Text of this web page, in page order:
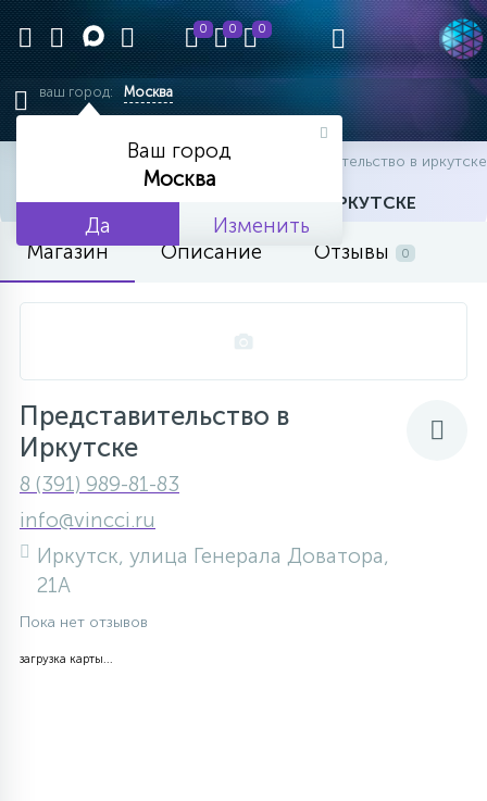
0 0 0
ваш город: Москва
Ваш город
Москва
Да
Изменить
офисы офисы представительство в иркутске
ПРЕДСТАВИТЕЛЬСТВО В ИРКУТСКЕ
Магазин Описание Отзывы 0
Представительство в
Иркутске
8 (391) 989-81-83
info@vincci.ru
Иркутск, улица Генерала Доватора,
21А
Пока нет отзывов
загрузка карты...